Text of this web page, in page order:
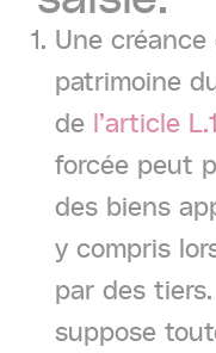
Une
patrimoine
de l’article
forcée peut
des biens
y compris
par des
suppose